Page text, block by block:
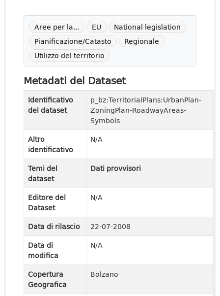
Aree per la... EU
National legislation
Pianificazione/Catasto
Regionale
Utilizzo del territorio
Metadati del Dataset
Identificativo
del dataset
p_bz:TerritorialPlans:UrbanPlan-
ZoningPlan-RoadwayAreas-
Symbols
Altro
identificativo
N/A
Temi del
dataset
Dati provvisori
Editore del
Dataset
N/A
Data di rilascio
22-07-2008
Data di
modifica
N/A
Copertura
Geografica
Bolzano